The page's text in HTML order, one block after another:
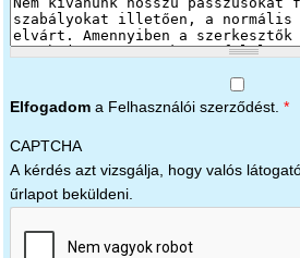
Elfogadoma Felhasználói szerződést. *
CAPTCHA
A kérdés azt vizsgálja, hogy valós
űrlapot beküldeni.